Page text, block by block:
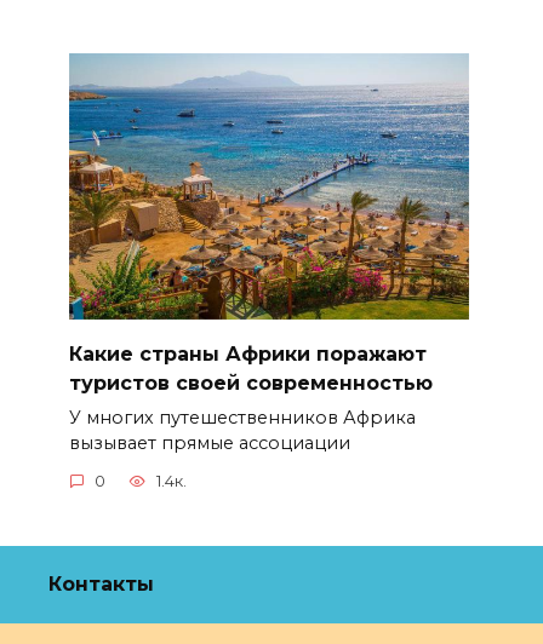
Какие страны Африки поражают
туристов своей современностью
У многих путешественников Африка
вызывает прямые ассоциации
0 1.4к.
Контакты